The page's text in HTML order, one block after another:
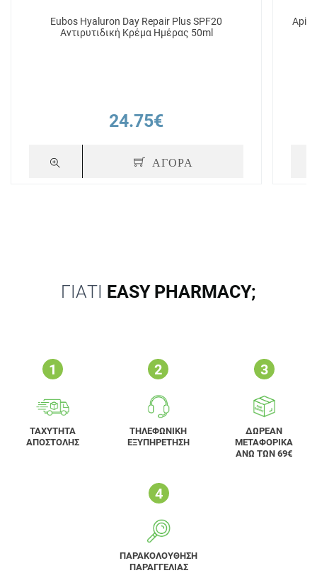
Eubos Hyaluron Day Repair Plus SPF20
Αντιρυτιδική Κρέμα Ημέρας 50ml
24.75€
ΑΓΟΡΑ
ΓΙΑΤΙ EASY PHARMACY;
ΤΑΧΥΤΗΤΑ
ΑΠΟΣΤΟΛΗΣ
ΤΗΛΕΦΩΝΙΚΗ
ΕΞΥΠΗΡΕΤΗΣΗ
ΔΩΡΕΑΝ
ΜΕΤΑΦΟΡΙΚΑ
ΑΝΩ ΤΩΝ 69€
ΠΑΡΑΚΟΛΟΥΘΗΣΗ
ΠΑΡΑΓΓΕΛΙΑΣ